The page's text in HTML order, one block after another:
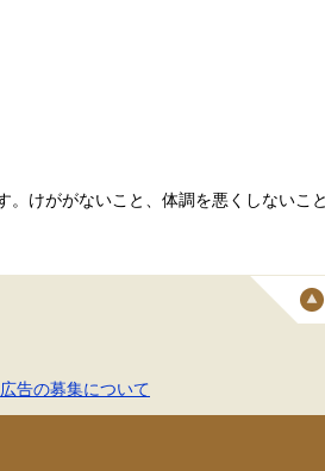
けががないこと、体調を悪くしないこ
広告の募集について